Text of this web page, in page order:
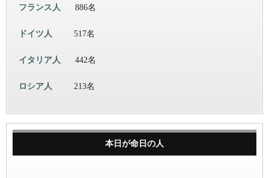
フランス人 886名
ドイツ人 517名
イタリア人 442名
ロシア人 213名
本日が命日の人